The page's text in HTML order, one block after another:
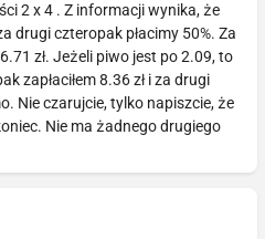
2 x 4 . Z informacji wynika, że
drugi czteropak płacimy 50%. Za
zł. Jeżeli piwo jest po 2.09, to
zapłaciłem 8.36 zł i za drugi
Nie czarujcie, tylko napiszcie, że
Nie ma żadnego drugiego